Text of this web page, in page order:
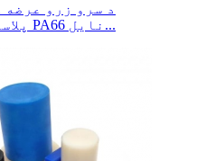
د سرو زرو
پلاستيکي پولیامایډ PA66 نایل...